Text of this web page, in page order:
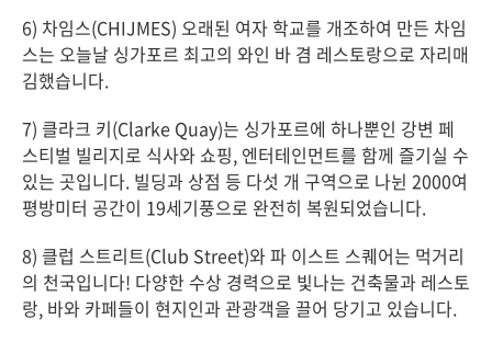
6) 차임스(CHIJMES) 오래된 여자 학교를 개조하여 만든 차임
스는 오늘날 싱가포르 최고의 와인 바 겸 레스토랑으로 자리매
김했습니다.
7) 클라크 키(Clarke Quay)는 싱가포르에 하나뿐인 강변 페
스티벌 빌리지로 식사와 쇼핑, 엔터테인먼트를 함께 즐기실 수
있는 곳입니다. 빌딩과 상점 등 다섯 개 구역으로 나뉜 2000여
평방미터 공간이 19세기풍으로 완전히 복원되었습니다.
8) 클럽 스트리트(Club Street)와 파 이스트 스퀘어는 먹거리
의 천국입니다! 다양한 수상 경력으로 빛나는 건축물과 레스토
랑, 바와 카페들이 현지인과 관광객을 끌어 당기고 있습니다.